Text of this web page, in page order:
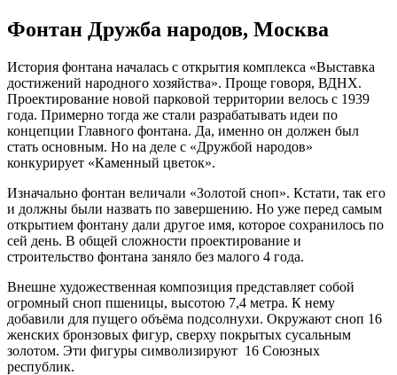
Фонтан Дружба народов, Москва
История фонтана началась с открытия комплекса «Выставка
достижений народного хозяйства». Проще говоря, ВДНХ.
Проектирование новой парковой территории велось с 1939
года. Примерно тогда же стали разрабатывать идеи по
концепции Главного фонтана. Да, именно он должен был
стать основным. Но на деле с «Дружбой народов»
конкурирует «Каменный цветок».
Изначально фонтан величали «Золотой сноп». Кстати, так его
и должны были назвать по завершению. Но уже перед самым
открытием фонтану дали другое имя, которое сохранилось по
сей день. В общей сложности проектирование и
строительство фонтана заняло без малого 4 года.
Внешне художественная композиция представляет собой
огромный сноп пшеницы, высотою 7,4 метра. К нему
добавили для пущего объёма подсолнухи. Окружают сноп 16
женских бронзовых фигур, сверху покрытых сусальным
золотом. Эти фигуры символизируют 16 Союзных
республик.